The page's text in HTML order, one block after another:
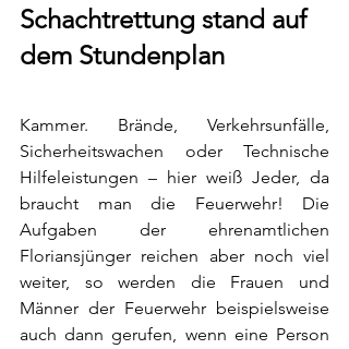
Schachtrettung stand auf
dem Stundenplan
Kammer. Brände, Verkehrsunfälle,
Sicherheitswachen oder Technische
Hilfeleistungen – hier weiß Jeder, da
braucht man die Feuerwehr! Die
Aufgaben der ehrenamtlichen
Floriansjünger reichen aber noch viel
weiter, so werden die Frauen und
Männer der Feuerwehr beispielsweise
auch dann gerufen, wenn eine Person